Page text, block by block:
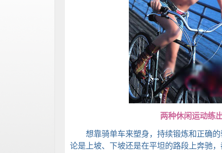
两种休闲运动练
想靠骑单车来塑身，持续锻炼和正确
论是上坡、下坡还是在平坦的路段上奔驰